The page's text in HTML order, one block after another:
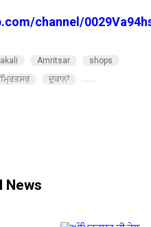
channel/
​​Amritsar
shops
ਦੁਕਾਨਾਂ
News